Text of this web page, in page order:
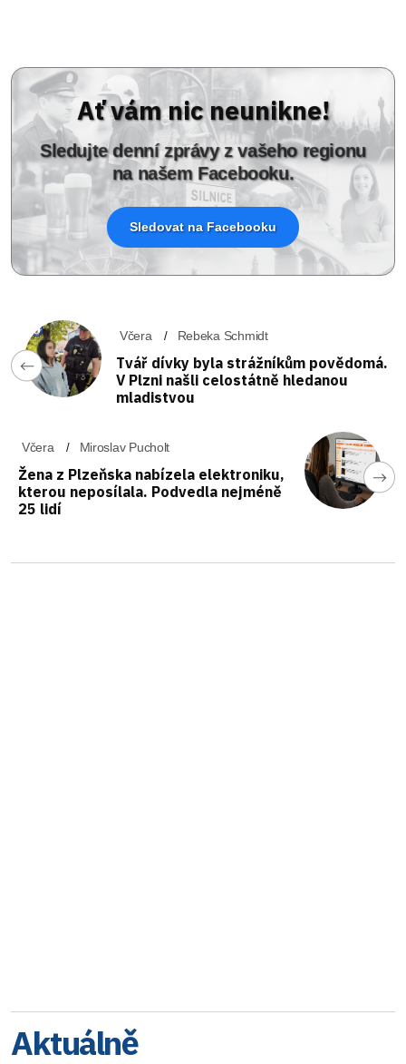
Ať vám nic neunikne!
Sledujte denní zprávy z vašeho regionu
na našem Facebooku.
Sledovat na Facebooku
Včera Rebeka Schmidt
Tvář dívky byla strážníkům povědomá.
V Plzni našli celostátně hledanou
mladistvou
Včera Miroslav Pucholt
Žena z Plzeňska nabízela elektroniku,
kterou neposílala. Podvedla nejméně
25 lidí
Aktuálně